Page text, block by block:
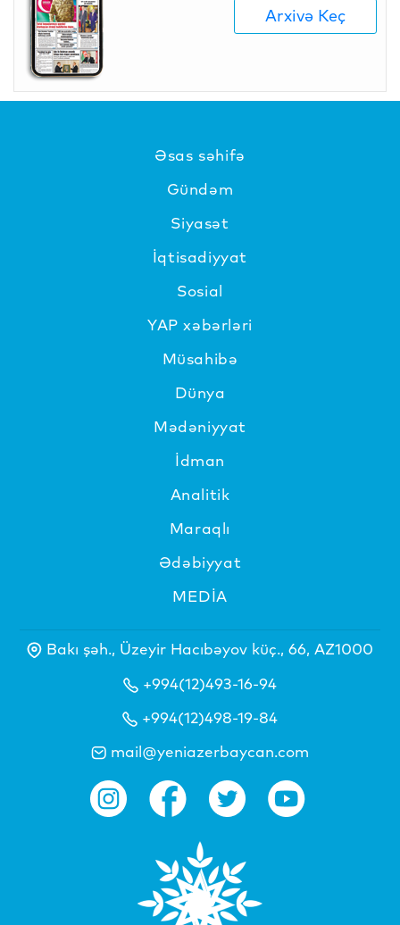
Arxivə Keç
Əsas səhifə
Gündəm
Siyasət
İqtisadiyyat
Sosial
YAP xəbərləri
Müsahibə
Dünya
Mədəniyyat
İdman
Analitik
Maraqlı
Ədəbiyyat
MEDİA
Bakı şəh., Üzeyir Hacıbəyov küç., 66, AZ1000
+994(12)493-16-94
+994(12)498-19-84
mail@yeniazerbaycan.com